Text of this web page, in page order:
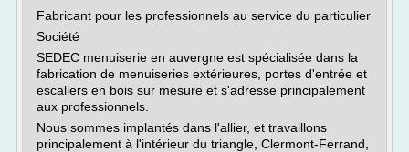
Fabricant pour les professionnels au service du particulier
Société
SEDEC menuiserie en auvergne est spécialisée dans la
fabrication de menuiseries extérieures, portes d'entrée et
escaliers en bois sur mesure et s'adresse principalement
aux professionnels.
Nous sommes implantés dans l'allier, et travaillons
principalement à l'intérieur du triangle, Clermont-Ferrand,